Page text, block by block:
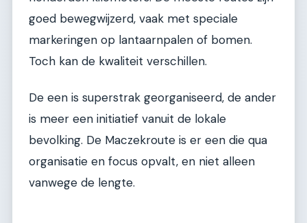
goed bewegwijzerd, vaak met speciale
markeringen op lantaarnpalen of bomen.
Toch kan de kwaliteit verschillen.
De een is superstrak georganiseerd, de ander
is meer een initiatief vanuit de lokale
bevolking. De Maczekroute is er een die qua
organisatie en focus opvalt, en niet alleen
vanwege de lengte.